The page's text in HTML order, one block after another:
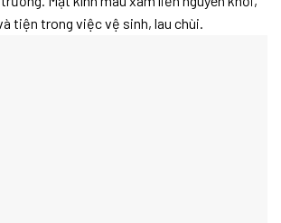
tiện trong việc vệ sinh, lau chùi.